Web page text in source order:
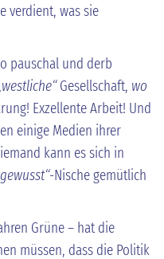
verdient, was sie
pauschal und derb
„westliche“Gesellschaft, wo
Exzellente Arbeit! Und
einige Medien ihrer
kann es sich in
-Nische gemütlich
Grüne – hat die
müssen, dass die Politik